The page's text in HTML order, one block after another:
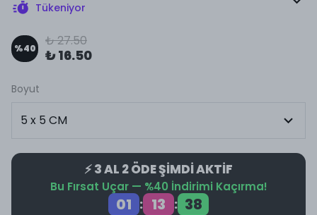
Tükeniyor
%40 ₺ 27.50
₺ 16.50
Boyut
⚡ 3 AL 2 ÖDE ŞİMDİ AKTİF
Bu Fırsat Uçar — %40 İndirimi Kaçırma!
01 : 13 : 38